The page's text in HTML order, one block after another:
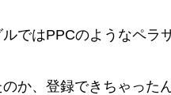
ではPPCのようなペラ
か、登録できちゃった